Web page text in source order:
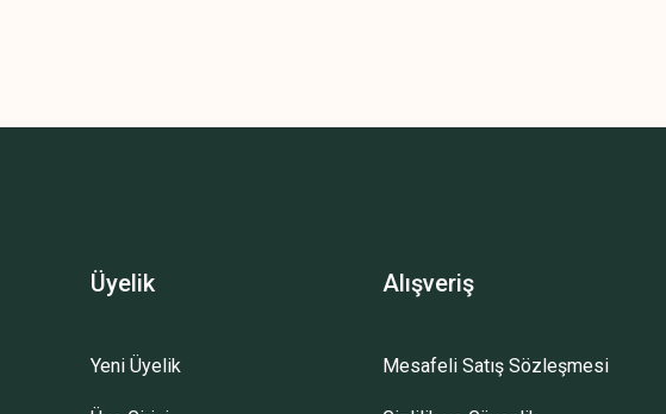
Üyelik
Yeni Üyelik
Alışveriş
Mesafeli Satış Sözleşmesi